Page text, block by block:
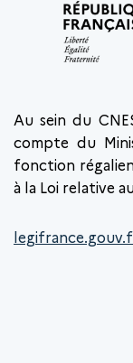
Au sein du
compte du
fonction
à la Loi relative